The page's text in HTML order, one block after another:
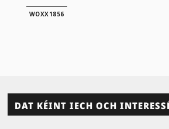
WOXX1856
DAT KÉINT IECH OCH